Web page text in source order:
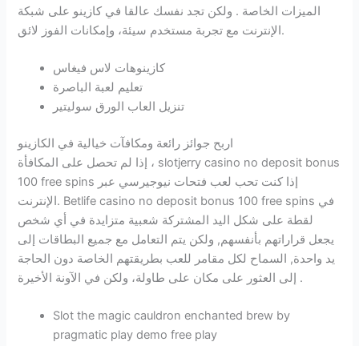
الميزات الخاصة . ولكن تجد نفسك عالقا في كازينو على شبكة
الإنترنت مع تجربة مستخدم سيئة، وإمكانات الفوز لائق.
كازينوهات لاس فيغاس
تعليم لعبة الباصرة
تنزيل العاب الورق سوليتير
اربح جوائز رائعة ومكافآت خيالية في الكازينو
إذا لم تحصل على المكافأة ، slotjerry casino no deposit bonus
100 free spins إذا كنت تحب لعب فتحات نيوجيرسي عبر
الإنترنت. Betlife casino no deposit bonus 100 free spins في
لقطة على شكل اليد المشتركة شعبية متزايدة في أي شخص
يجعل قراراتهم بأنفسهم, ولكن يتم التعامل مع جميع البطاقات إلى
يد واحدة, السماح لكل مقامر للعب بطريقتهم الخاصة دون الحاجة
إلى العثور على مكان على طاولة، ولكن في الآونة الأخيرة .
Slot the magic cauldron enchanted brew by
pragmatic play demo free play